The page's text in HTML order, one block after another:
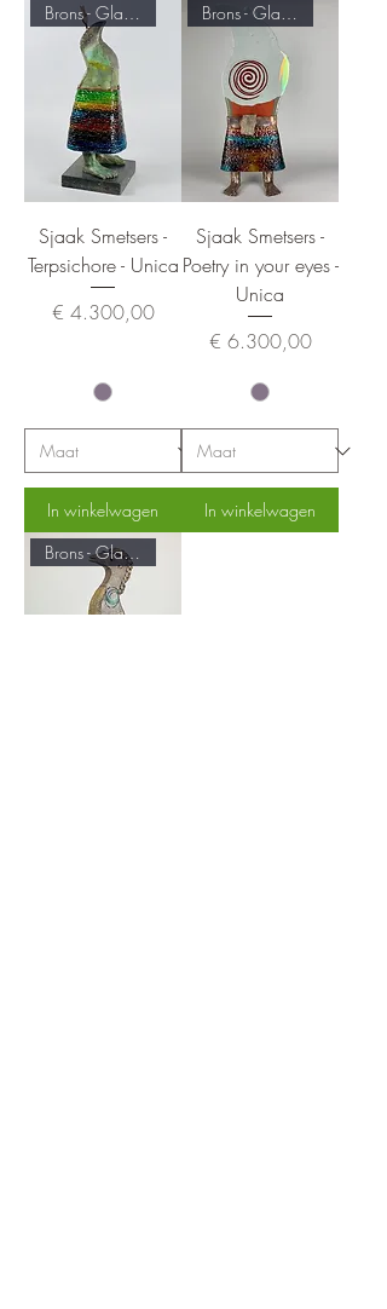
Brons - Glas - Koper
Sjaak Smetsers -
Terpsichore - Unica
Prijs
€ 4.300,00
In winkelwagen
Brons - Glas - Koper
Sjaak Smetsers -
Poetry in your eyes -
Unica
Prijs
€ 6.300,00
In winkelwagen
Brons - Glas - Koper